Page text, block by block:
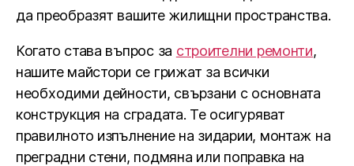
да преобразят вашите жилищни пространства.
Когато става въпрос за строителни ремонти,
нашите майстори се грижат за всички
необходими дейности, свързани с основната
конструкция на сградата. Те осигуряват
правилното изпълнение на зидарии, монтаж на
преградни стени, подмяна или поправка на